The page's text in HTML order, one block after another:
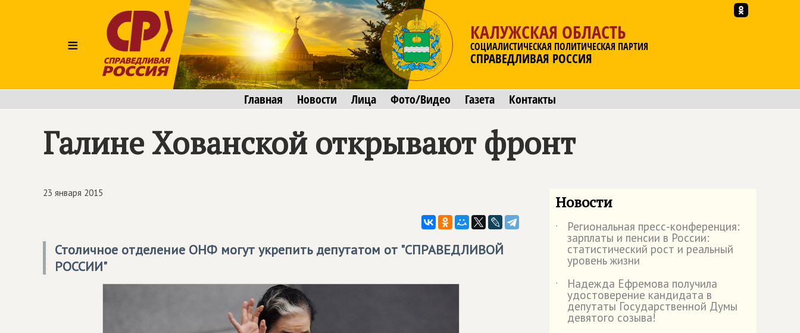
≡
КАЛУЖСКАЯ ОБЛАСТЬ
СОЦИАЛИСТИЧЕСКАЯ ПОЛИТИЧЕСКАЯ ПАРТИЯ
СПРАВЕДЛИВАЯ РОССИЯ
Главная Новости Лица Фото/Видео Газета Контакты
Галине Хованской открывают фронт
23 января 2015
Столичное отделение ОНФ могут укрепить депутатом от "СПРАВЕДЛИВОЙ
РОССИИ"
Новости
˙ Региональная пресс-конференция:
зарплаты и пенсии в России:
статистический рост и реальный
уровень жизни
˙
Надежда Ефремова получила
удостоверение кандидата в
депутаты Государственной Думы
девятого созыва!